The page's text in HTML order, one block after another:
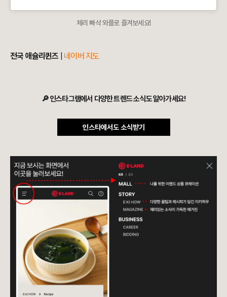
체리 빠삭 와플로 즐겨보세요!
전국 애슐리퀸즈 네이버 지도
🔎 인스타그램에서 다양한 트렌드 소식도 알아가세요!
인스타에서도 소식받기